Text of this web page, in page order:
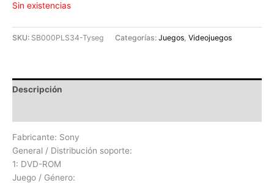
Sin existencias
SKU: SB000PLS34-Tyseg Categorías: Juegos, Videojuegos
Descripción
Fabricante: Sony
General / Distribución soporte:
1: DVD-ROM
Juego / Género: